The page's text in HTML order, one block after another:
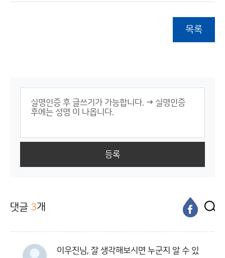
목록
등록
댓글 3개
이우진님, 잘 생각해보시면 누군지 알 수 있